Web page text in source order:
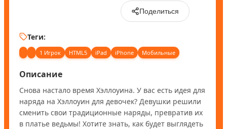
Поделиться
Теги:
1 Игрок HTML5 iPad iPhone Мобильные
Описание
Снова настало время Хэллоуина. У вас есть идея для
наряда на Хэллоуин для девочек? Девушки решили
сменить свои традиционные наряды, превратив их
в платье ведьмы! Хотите знать, как будет выглядеть